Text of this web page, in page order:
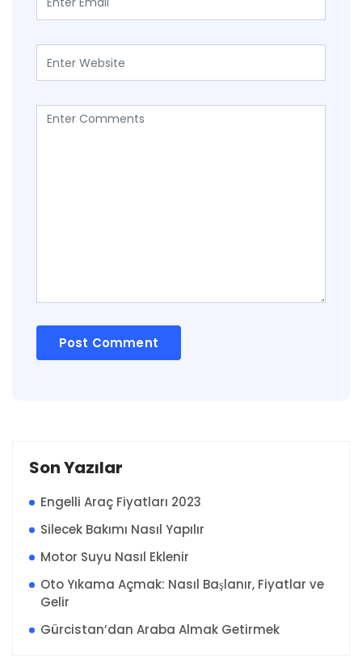
Son Yazılar
Engelli Araç Fiyatları 2023
Silecek Bakımı Nasıl Yapılır
Motor Suyu Nasıl Eklenir
Oto Yıkama Açmak: Nasıl Başlanır, Fiyatlar ve
Gelir
Gürcistan’dan Araba Almak Getirmek